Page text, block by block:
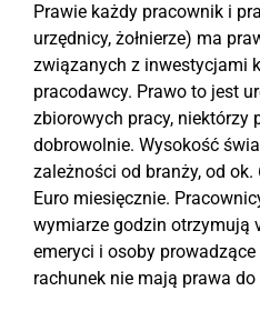
Prawie każdy pracownik i
urzędnicy, żołnierze) ma
związanych z inwestycjami
pracodawcy. Prawo to jest
zbiorowych pracy, niektórzy
dobrowolnie. Wysokość
zależności od branży, od
Euro miesięcznie.
wymiarze godzin otrzymują
emeryci i osoby prowadzące
rachunek nie mają prawa do